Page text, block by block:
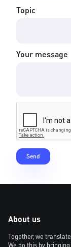
Topic
Your message
About us
Together, we
We do this by